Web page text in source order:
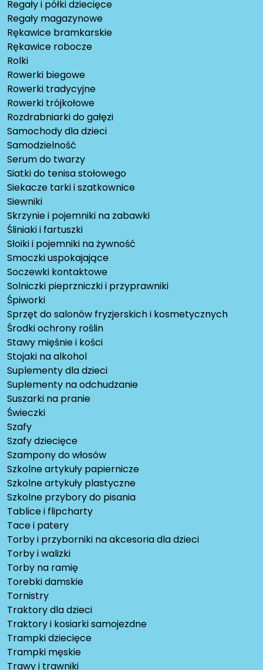
Regały i półki dziecięce
Regały magazynowe
Rękawice bramkarskie
Rękawice robocze
Rolki
Rowerki biegowe
Rowerki tradycyjne
Rowerki trójkołowe
Rozdrabniarki do gałęzi
Samochody dla dzieci
Samodzielność
Serum do twarzy
Siatki do tenisa stołowego
Siekacze tarki i szatkownice
Siewniki
Skrzynie i pojemniki na zabawki
Śliniaki i fartuszki
Słoiki i pojemniki na żywność
Smoczki uspokajające
Soczewki kontaktowe
Solniczki pieprzniczki i przyprawniki
Śpiworki
Sprzęt do salonów fryzjerskich i kosmetycznych
Środki ochrony roślin
Stawy mięśnie i kości
Stojaki na alkohol
Suplementy dla dzieci
Suplementy na odchudzanie
Suszarki na pranie
Świeczki
Szafy
Szafy dziecięce
Szampony do włosów
Szkolne artykuły papiernicze
Szkolne artykuły plastyczne
Szkolne przybory do pisania
Tablice i flipcharty
Tace i patery
Torby i przyborniki na akcesoria dla dzieci
Torby i walizki
Torby na ramię
Torebki damskie
Tornistry
Traktory dla dzieci
Traktory i kosiarki samojezdne
Trampki dziecięce
Trampki męskie
Trawy i trawniki